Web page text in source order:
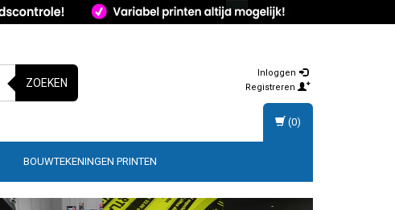
ZOEKEN
Inloggen
Registreren
BOUWTEKENINGEN PRINTEN
(0)